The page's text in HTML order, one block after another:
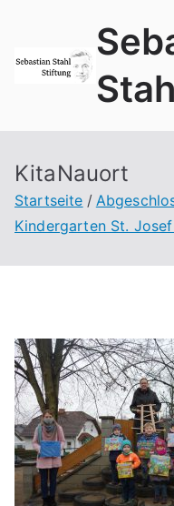
springen
KitaNauort
Startseite
Kindergarten St.